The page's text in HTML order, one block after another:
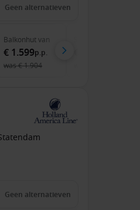
Geen alternatieven
Balkonhutvan
€ 1.599p.p.
was€ 1.904
Geen alternatieven